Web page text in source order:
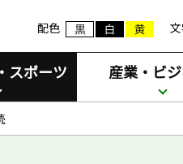
配色
スポーツ 産業・ビ